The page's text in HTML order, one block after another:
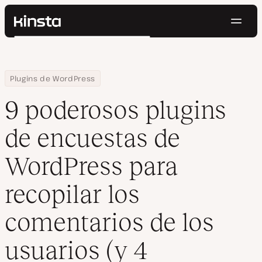
Kinsta®
Precios
Contacto
Buscar
Home
Centro de Recursos
Blog
Plugins de WordPress
9 poderosos plugins de encuestas de WordPress para
9 poderosos plugins
de encuestas de
WordPress para
recopilar los
comentarios de los
usuarios (y 4